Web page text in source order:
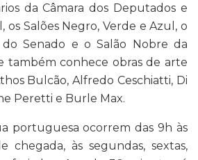
da Câmara dos Deputados e
os Salões Negro, Verde e Azul, o
Senado e o Salão Nobre da
também conhece obras de arte
Bulcão, Alfredo Ceschiatti, Di
Peretti e Burle Max.
portuguesa ocorrem das 9h às
chegada, às segundas, sextas,